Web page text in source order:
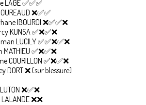
LAGE ✅️✅️✅️
❌️✅️✅️
IBOUROI ❌️✅️✅️❌️
KUNSA ✅️❌️✅️❌️
LUCILY ✅️✅️❌️✅️❌️
✅️❌️✅️❌️
COURILLON ✅️❌️✅️❌️
DORT ❌️ (sur blessure)
❌️✅️❌️
❌️❌️